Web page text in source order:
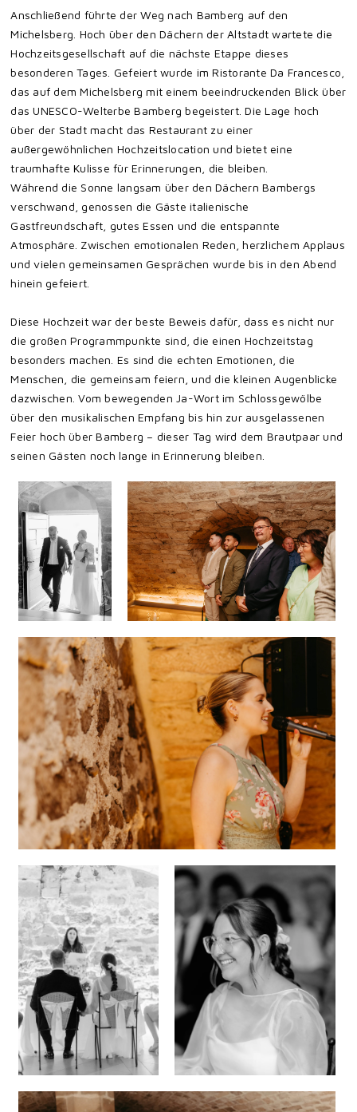
Anschließend führte der Weg nach Bamberg auf den
Michelsberg. Hoch über den Dächern der Altstadt wartete die
Hochzeitsgesellschaft auf die nächste Etappe dieses
besonderen Tages. Gefeiert wurde im Ristorante Da Francesco,
das auf dem Michelsberg mit einem beeindruckenden Blick über
das UNESCO-Welterbe Bamberg begeistert. Die Lage hoch
über der Stadt macht das Restaurant zu einer
außergewöhnlichen Hochzeitslocation und bietet eine
traumhafte Kulisse für Erinnerungen, die bleiben.
Während die Sonne langsam über den Dächern Bambergs
verschwand, genossen die Gäste italienische
Gastfreundschaft, gutes Essen und die entspannte
Atmosphäre. Zwischen emotionalen Reden, herzlichem Applaus
und vielen gemeinsamen Gesprächen wurde bis in den Abend
hinein gefeiert.
Diese Hochzeit war der beste Beweis dafür, dass es nicht nur
die großen Programmpunkte sind, die einen Hochzeitstag
besonders machen. Es sind die echten Emotionen, die
Menschen, die gemeinsam feiern, und die kleinen Augenblicke
dazwischen. Vom bewegenden Ja-Wort im Schlossgewölbe
über den musikalischen Empfang bis hin zur ausgelassenen
Feier hoch über Bamberg – dieser Tag wird dem Brautpaar und
seinen Gästen noch lange in Erinnerung bleiben.